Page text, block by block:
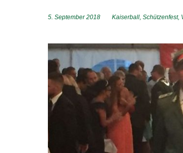
5. September 2018 Kaiserball, Schützenfest,